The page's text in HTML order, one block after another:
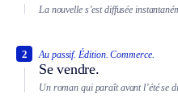
La nouvelle s’est diffusée
Au passif. Édition. Commerce.
Se vendre.
2
Un roman qui paraît avant l’été se